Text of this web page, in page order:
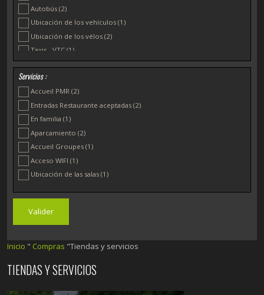
Autobús(2)
Ubicación de los vehículos(1)
Ubicación de los vélos(2)
Taxis - VTC(1)
Ubicación de las salas(3)
Traiteurs
Recepciones Congresos y Seminarios
Ciberespacio(1)
Agences immobilières
Gabinete contable
Servicios :
Accueil PMR(2)
Entradas Restaurante aceptadas(2)
En familia(1)
Aparcamiento(2)
Accueil Groupes(1)
Acceso WIFI(1)
Ubicación de las salas(1)
Inicio " Compras "Tiendas y servicios
TIENDAS Y SERVICIOS